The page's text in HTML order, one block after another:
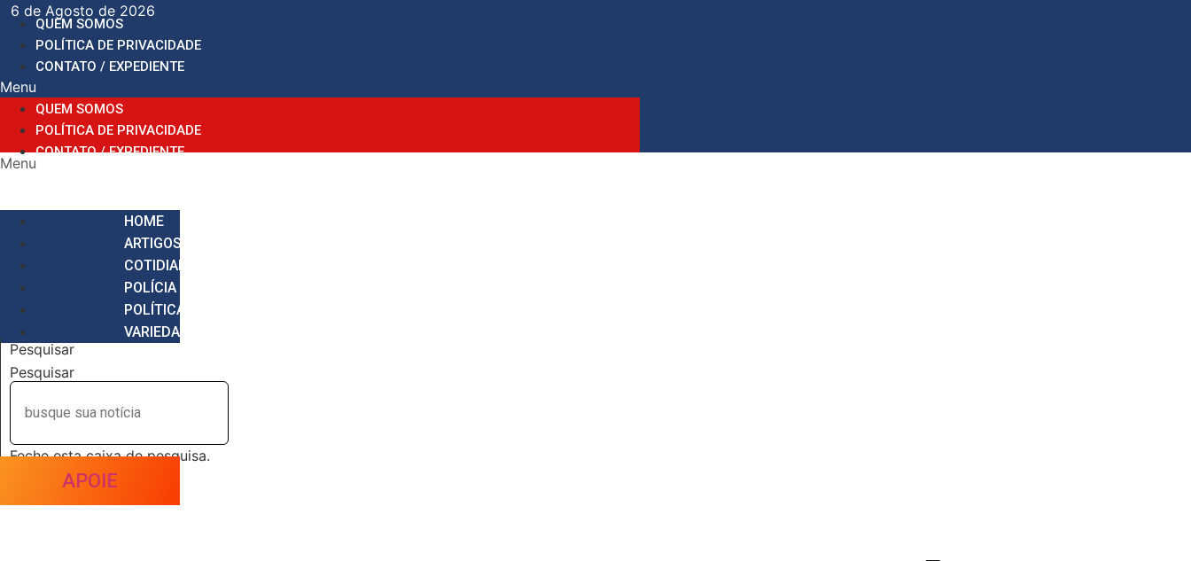
para
conteúdo
6 de Agosto de 2026
QUEM SOMOS
POLÍTICA DE PRIVACIDADE
CONTATO / EXPEDIENTE
Menu
QUEM SOMOS
POLÍTICA DE PRIVACIDADE
CONTATO / EXPEDIENTE
Menu
HOME
ARTIGOS
COTIDIANO
POLÍCIA
POLÍTICA
VARIEDADES
Pesquisar
Pesquisar
Feche esta caixa de pesquisa.
APOIE